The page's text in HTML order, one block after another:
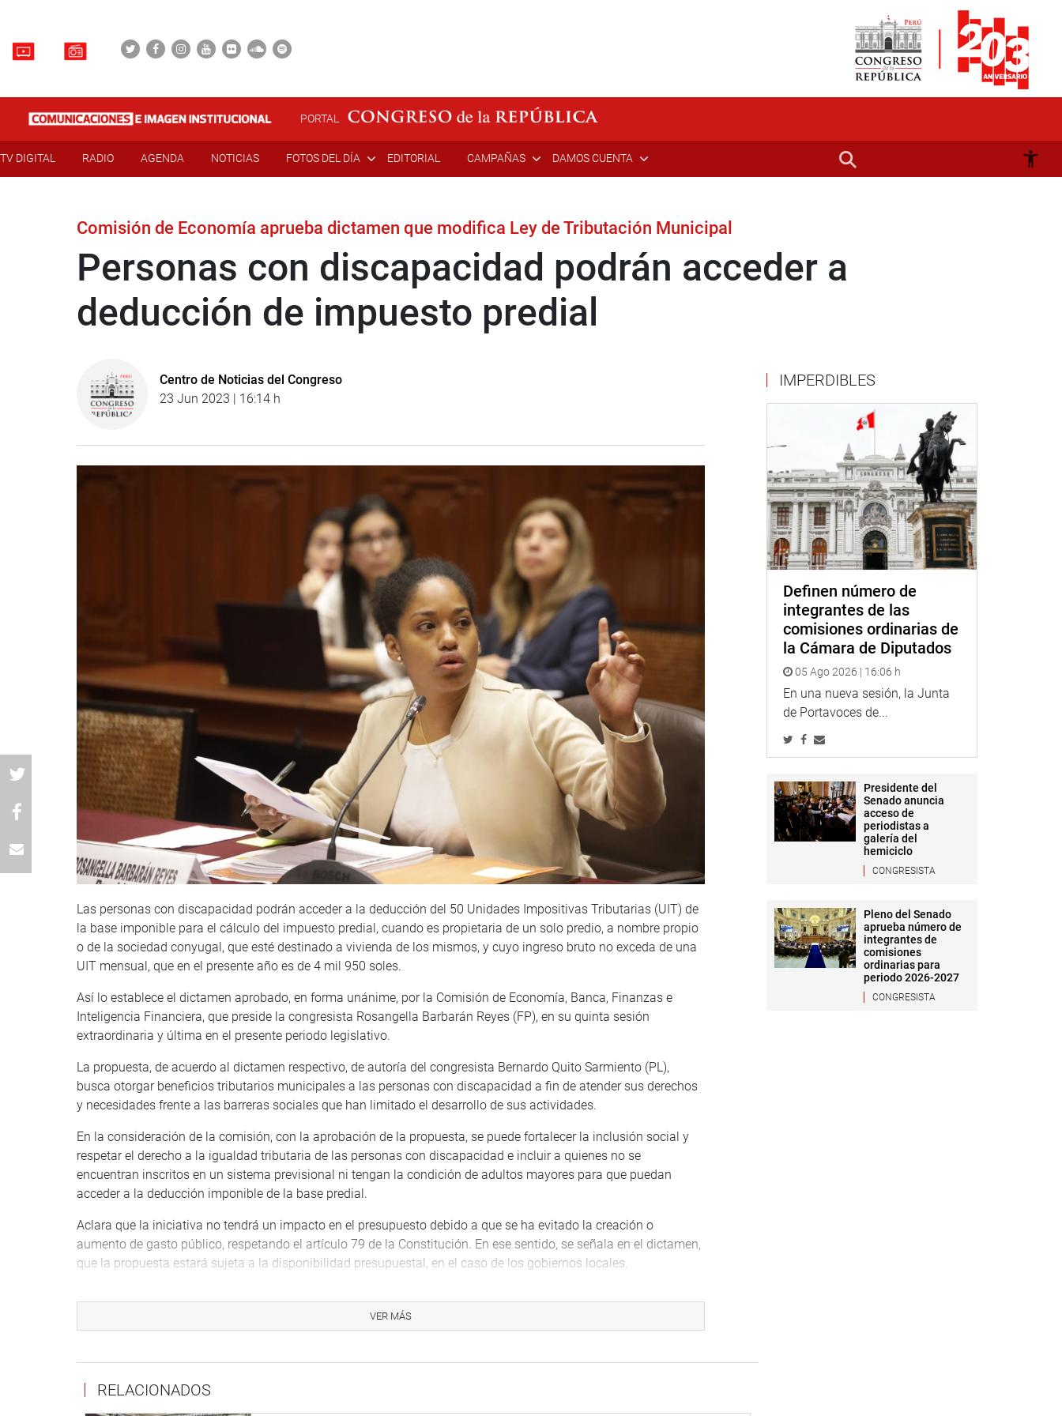
PORTAL
TV DIGITAL RADIO AGENDA NOTICIAS FOTOS DEL DÍA EDITORIAL CAMPAÑAS DAMOS CUENTA
Comisión de Economía aprueba dictamen que modifica Ley de Tributación Municipal
Personas con discapacidad podrán acceder a
deducción de impuesto predial
Centro de Noticias del Congreso
23 Jun 2023 | 16:14 h
Las personas con discapacidad podrán acceder a la deducción del 50 Unidades Impositivas Tributarias (UIT) de
la base imponible para el cálculo del impuesto predial, cuando es propietaria de un solo predio, a nombre propio
o de la sociedad conyugal, que esté destinado a vivienda de los mismos, y cuyo ingreso bruto no exceda de una
UIT mensual, que en el presente año es de 4 mil 950 soles.
Así lo establece el dictamen aprobado, en forma unánime, por la Comisión de Economía, Banca, Finanzas e
Inteligencia Financiera, que preside la congresista Rosangella Barbarán Reyes (FP), en su quinta sesión
extraordinaria y última en el presente periodo legislativo.
La propuesta, de acuerdo al dictamen respectivo, de autoría del congresista Bernardo Quito Sarmiento (PL),
busca otorgar beneficios tributarios municipales a las personas con discapacidad a fin de atender sus derechos
y necesidades frente a las barreras sociales que han limitado el desarrollo de sus actividades.
En la consideración de la comisión, con la aprobación de la propuesta, se puede fortalecer la inclusión social y
respetar el derecho a la igualdad tributaria de las personas con discapacidad e incluir a quienes no se
encuentran inscritos en un sistema previsional ni tengan la condición de adultos mayores para que puedan
acceder a la deducción imponible de la base predial.
Aclara que la iniciativa no tendrá un impacto en el presupuesto debido a que se ha evitado la creación o
aumento de gasto público, respetando el artículo 79 de la Constitución. En ese sentido, se señala en el dictamen,
que la propuesta estará sujeta a la disponibilidad presupuestal, en el caso de los gobiernos locales.
beneficiadas con medidas tributarias municipales y que en otros países sí se ha tomado en cuenta esta
necesidad.
De otro lado, también se aprobó, por mayoría, la propuesta de ley, que propone la ley que modifica la Quinta
Disposición Complementaria Final del Decreto Legislativo 1275, que aprueba el Marco de la Responsabilidad y
Transparencia Fiscal de los Gobiernos Regionales y Gobiernos Locales.
VER MÁS
RELACIONADOS
IMPERDIBLES
Definen número de
integrantes de las
comisiones ordinarias de
la Cámara de Diputados
05 Ago 2026 | 16:06 h
En una nueva sesión, la Junta
de Portavoces de...
Presidente del
Senado anuncia
acceso de
periodistas a
galería del
hemiciclo
CONGRESISTA
Pleno del Senado
aprueba número de
integrantes de
comisiones
ordinarias para
periodo 2026-2027
CONGRESISTA